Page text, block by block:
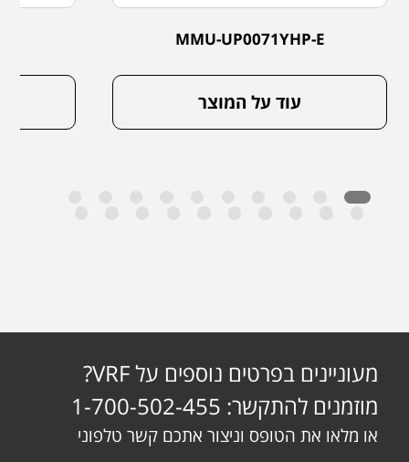
MMU-UP0071YHP-E
עוד על המוצר
מעוניינים בפרטים נוספים על VRF?
מוזמנים להתקשר: 1-700-502-455
או מלאו את הטופס וניצור אתכם קשר טלפוני